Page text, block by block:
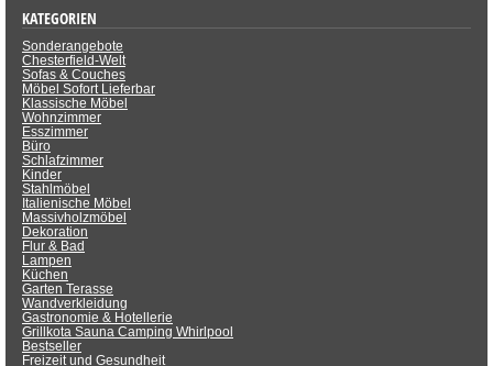
KATEGORIEN
Sonderangebote
Chesterfield-Welt
Sofas & Couches
Möbel Sofort Lieferbar
Klassische Möbel
Wohnzimmer
Esszimmer
Büro
Schlafzimmer
Kinder
Stahlmöbel
Italienische Möbel
Massivholzmöbel
Dekoration
Flur & Bad
Lampen
Küchen
Garten Terasse
Wandverkleidung
Gastronomie & Hotellerie
Grillkota Sauna Camping Whirlpool
Bestseller
Freizeit und Gesundheit